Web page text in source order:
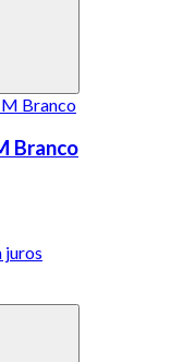
Branco
juros